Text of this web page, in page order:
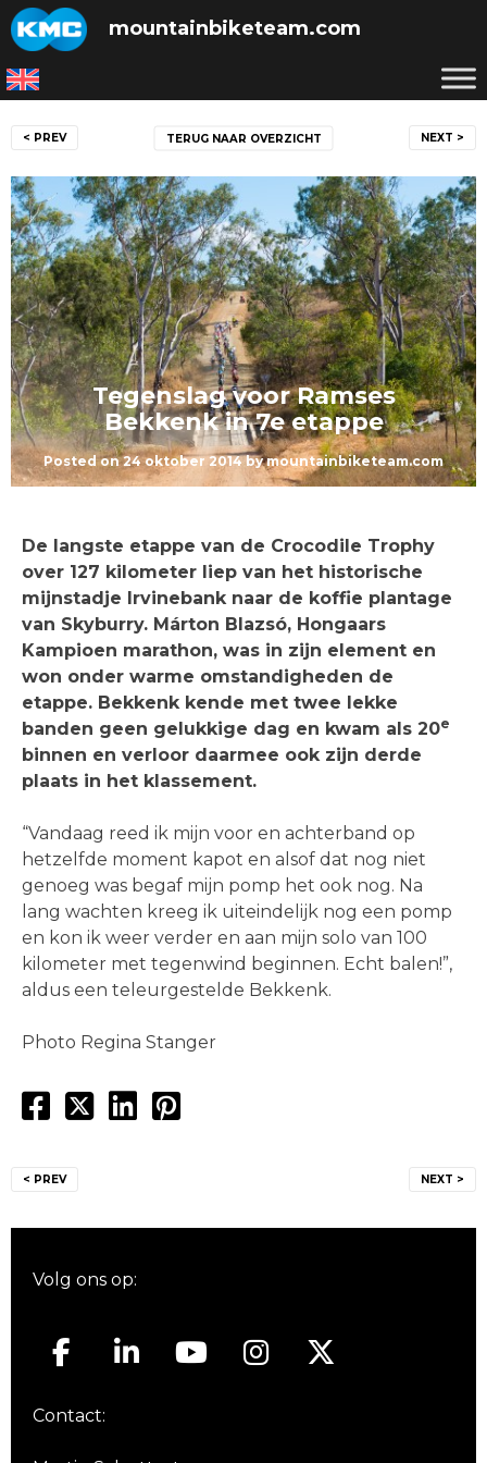
Skip
to
content
mountainbiketeam.com
navigatie
< PREV NEXT >
TERUG NAAR OVERZICHT
Tegenslag voor Ramses
Bekkenk in 7e etappe
Posted on24 oktober 2014bymountainbiketeam.com
De langste etappe van de Crocodile Trophy
over 127 kilometer liep van het historische
mijnstadje Irvinebank naar de koffie plantage
van Skyburry. Márton Blazsó, Hongaars
Kampioen marathon, was in zijn element en
won onder warme omstandigheden de
etappe. Bekkenk kende met twee lekke
banden geen gelukkige dag en kwam als 20e
binnen en verloor daarmee ook zijn derde
plaats in het klassement.
“Vandaag reed ik mijn voor en achterband op
hetzelfde moment kapot en alsof dat nog niet
genoeg was begaf mijn pomp het ook nog. Na
lang wachten kreeg ik uiteindelijk nog een pomp
en kon ik weer verder en aan mijn solo van 100
kilometer met tegenwind beginnen. Echt balen!”,
aldus een teleurgestelde Bekkenk.
Photo Regina Stanger
navigatie
< PREV NEXT >
Volg ons op:
Contact: